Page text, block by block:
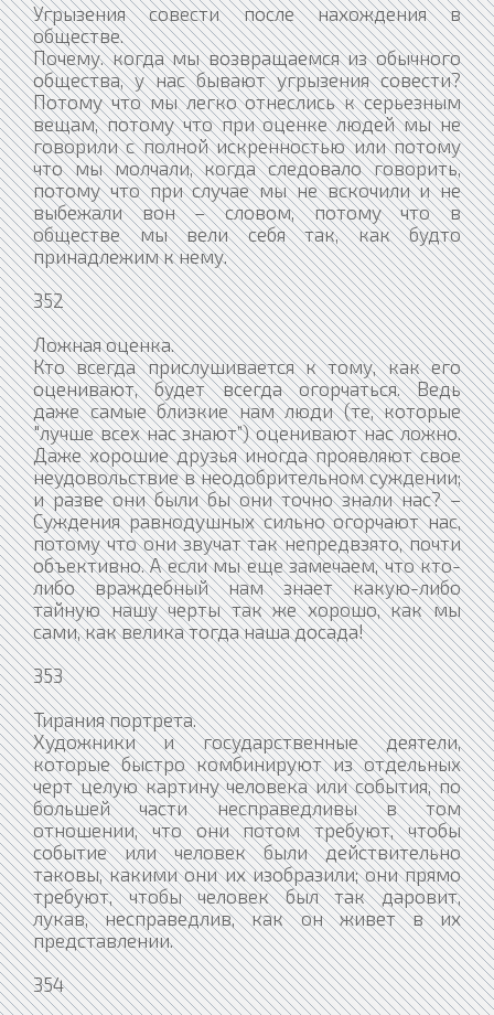
Угрызения совести после нахождения в
обществе.
Почему. когда мы возвращаемся из обычного
общества, у нас бывают угрызения совести?
Потому что мы легко отнеслись к серьезным
вещам, потому что при оценке людей мы не
говорили с полной искренностью или потому
что мы молчали, когда следовало говорить,
потому что при случае мы не вскочили и не
выбежали вон – словом, потому что в
обществе мы вели себя так, как будто
принадлежим к нему.
352
Ложная оценка.
Кто всегда прислушивается к тому, как его
оценивают, будет всегда огорчаться. Ведь
даже самые близкие нам люди (те, которые
"лучше всех нас знают”) оценивают нас ложно.
Даже хорошие друзья иногда проявляют свое
неудовольствие в неодобрительном суждении;
и разве они были бы они точно знали нас? –
Суждения равнодушных сильно огорчают нас,
потому что они звучат так непредвзято, почти
объективно. А если мы еще замечаем, что кто-
либо враждебный нам знает какую-либо
тайную нашу черты так же хорошо, как мы
сами, как велика тогда наша досада!
353
Тирания портрета.
Художники и государственные деятели,
которые быстро комбинируют из отдельных
черт целую картину человека или события, по
большей части несправедливы в том
отношении, что они потом требуют, чтобы
событие или человек были действительно
таковы, какими они их изобразили; они прямо
требуют, чтобы человек был так даровит,
лукав, несправедлив, как он живет в их
представлении.
354